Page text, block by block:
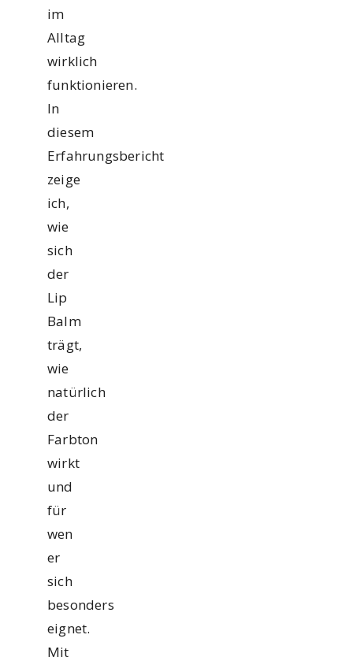
im
Alltag
wirklich
funktionieren.
In
diesem
Erfahrungsbericht
zeige
ich,
wie
sich
der
Lip
Balm
trägt,
wie
natürlich
der
Farbton
wirkt
und
für
wen
er
sich
besonders
eignet.
Mit